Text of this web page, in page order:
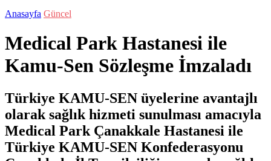
Anasayfa Güncel
Medical Park Hastanesi ile
Kamu-Sen Sözleşme İmzaladı
Türkiye KAMU-SEN üyelerine avantajlı
olarak sağlık hizmeti sunulması amacıyla
Medical Park Çanakkale Hastanesi ile
Türkiye KAMU-SEN Konfederasyonu